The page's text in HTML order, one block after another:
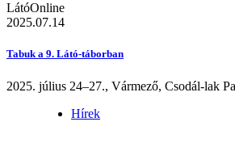
LátóOnline
2025.07.14
Tabuk a 9. Látó-táborban
2025. július 24–27., Vármező, Csodál-lak
Hírek